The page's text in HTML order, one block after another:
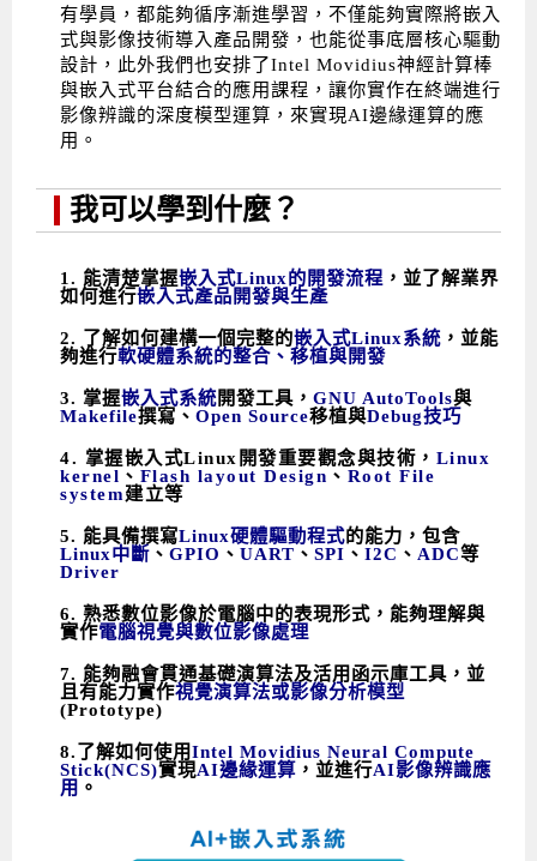
有學員，都能夠循序漸進學習，不僅能夠實際將嵌入
式與影像技術導入產品開發，也能從事底層核心驅動
設計，此外我們也安排了Intel Movidius神經計算棒
與嵌入式平台結合的應用課程，讓你實作在終端進行
影像辨識的深度模型運算，來實現AI邊緣運算的應
用。
我可以學到什麼？
1. 能清楚掌握嵌入式Linux的開發流程 ，並了解業界
如何進行嵌入式產品開發與生產
2. 了解如何建構一個完整的嵌入式Linux系統 ，並能
夠進行軟硬體系統的整合、移植與開發
3. 掌握嵌入式系統開發工具， GNU AutoTools與
Makefile撰寫、 Open Source移植與Debug技巧
4. 掌握嵌入式Linux開發重要觀念與技術， Linux
kernel 、 Flash layout Design 、 Root File
system建立等
5. 能具備撰寫Linux硬體驅動程式的能力，包含
Linux中斷 、 GPIO 、 UART 、 SPI 、 I2C 、 ADC等
Driver
6. 熟悉數位影像於電腦中的表現形式，能夠理解與
實作電腦視覺與數位影像處理
7. 能夠融會貫通基礎演算法及活用函示庫工具，並
且有能力實作視覺演算法或影像分析模型
(Prototype)
8.了解如何使用Intel Movidius Neural Compute
Stick(NCS)實現AI邊緣運算 ，並進行AI影像辨識應
用 。